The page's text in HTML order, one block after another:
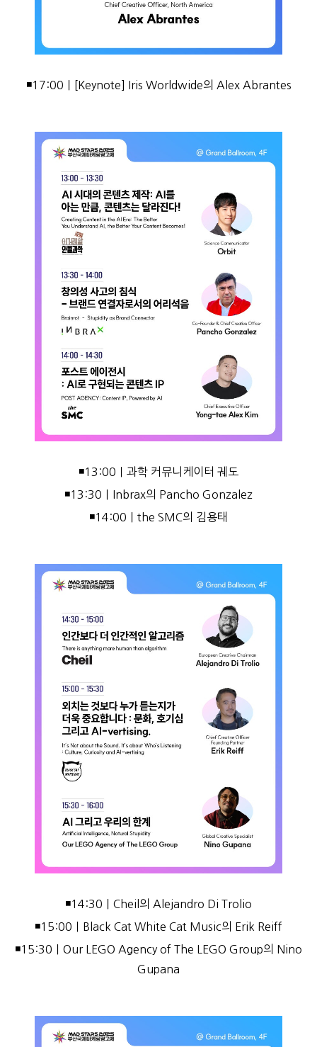
◾17:00｜[Keynote] Iris Worldwide의 Alex Abrantes
◾13:00｜과학 커뮤니케이터 궤도
◾13:30｜Inbrax의 Pancho Gonzalez
◾14:00｜the SMC의 김용태
◾14:30｜Cheil의 Alejandro Di Trolio
◾15:00｜Black Cat White Cat Music의 Erik Reiff
◾15:30｜Our LEGO Agency of The LEGO Group의 Nino
Gupana